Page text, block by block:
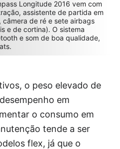
Longitude 2016 vem com
assistente de partida em
câmera de ré e sete airbags
e de cortina). O sistema
e som de boa qualidade,
o peso elevado de
em
o consumo em
tende a ser
flex, já que o